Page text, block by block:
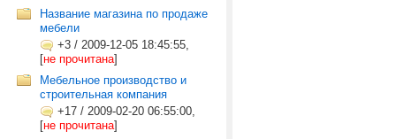
Название магазина по продаже
мебели
+3 / 2009-12-05 18:45:55,
[не прочитана]
Мебельное производство и
строительная компания
+17 / 2009-02-20 06:55:00,
[не прочитана]